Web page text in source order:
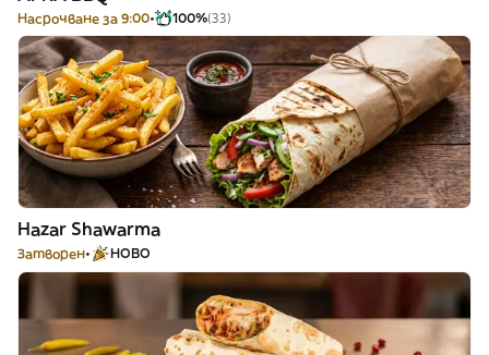
Насрочване за 9:00 100%(33)
Hazar Shawarma
Затворен НОВО